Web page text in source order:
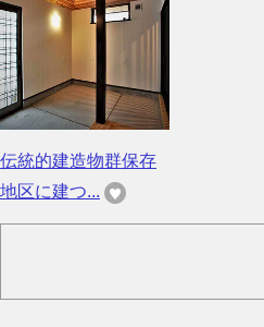
伝統的建造物群保存
地区に建つ...